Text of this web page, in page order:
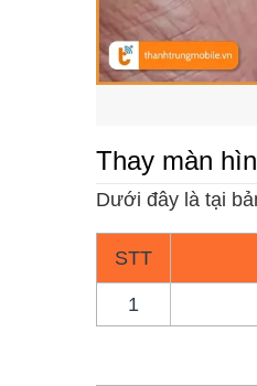
Thay màn
Dưới đây là tại
STT
1